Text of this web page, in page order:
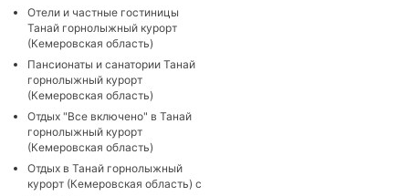
Отели и частные гостиницы
Танай горнолыжный курорт
(Кемеровская область)
Пансионаты и санатории Танай
горнолыжный курорт
(Кемеровская область)
Отдых "Все включено" в Танай
горнолыжный курорт
(Кемеровская область)
Отдых в Танай горнолыжный
курорт (Кемеровская область) с